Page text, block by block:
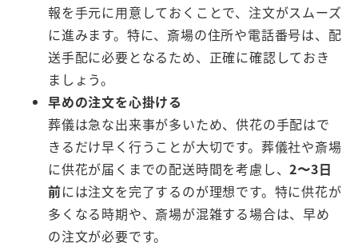
報を手元に用意しておくことで、注文がスムーズ
に進みます。特に、斎場の住所や電話番号は、配
送手配に必要となるため、正確に確認しておき
ましょう。
早めの注文を心掛ける
葬儀は急な出来事が多いため、供花の手配はで
きるだけ早く行うことが大切です。葬儀社や斎場
に供花が届くまでの配送時間を考慮し、2〜3日
前には注文を完了するのが理想です。特に供花が
多くなる時期や、斎場が混雑する場合は、早め
の注文が必要です。